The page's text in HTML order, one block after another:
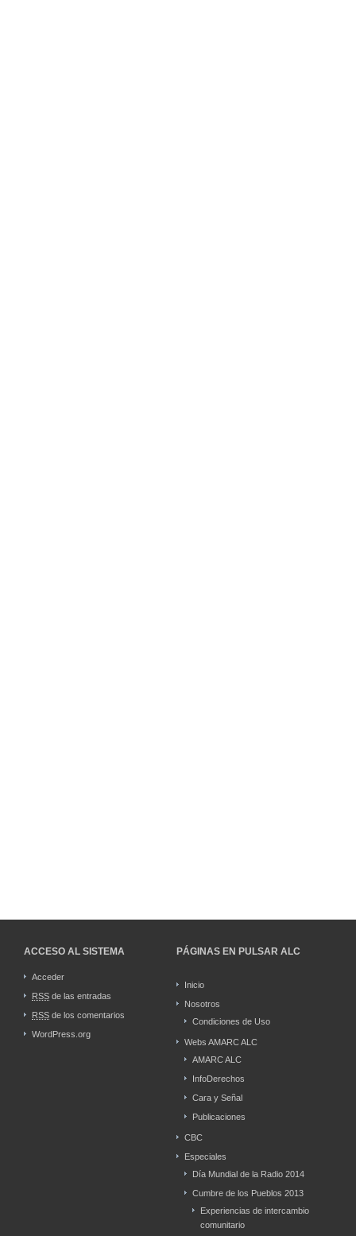
ACCESO AL SISTEMA
Acceder
RSS de las entradas
RSS de los comentarios
WordPress.org
PÁGINAS EN PULSAR ALC
Inicio
Nosotros
Condiciones de Uso
Webs AMARC ALC
AMARC ALC
InfoDerechos
Cara y Señal
Publicaciones
CBC
Especiales
Día Mundial de la Radio 2014
Cumbre de los Pueblos 2013
Experiencias de intercambio
comunitario